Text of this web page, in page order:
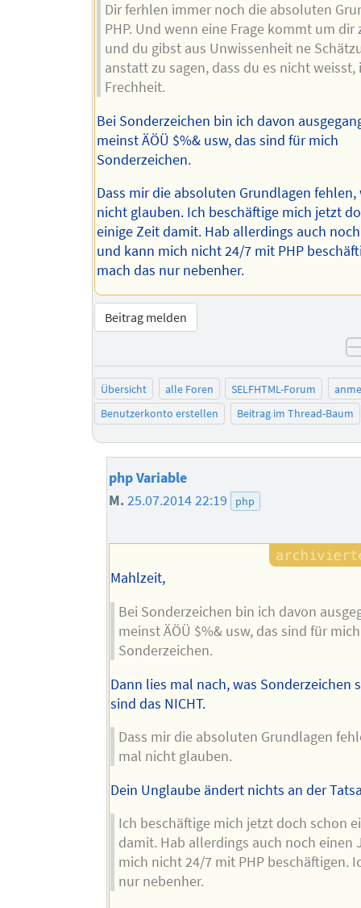
Dir ferhlen immer noch die absoluten
PHP. Und wenn eine Frage kommt um dir
und du gibst aus Unwissenheit ne
anstatt zu sagen, dass du es nicht weisst,
Frechheit.
Bei Sonderzeichen bin ich davon
meinst ÄÖÜ $%& usw, das sind für mich
Sonderzeichen.
Dass mir die absoluten Grundlagen
nicht glauben. Ich beschäftige mich jetzt
einige Zeit damit. Hab allerdings auch
und kann mich nicht 24/7 mit PHP
mach das nur nebenher.
Beitrag melden
Übersicht alle Foren SELFHTML-Forum
Benutzerkonto erstellen
Beitrag im Thread-Baum
php Variable
M.25.07.2014 22:19 php
Mahlzeit,
Bei Sonderzeichen bin ich davon
meinst ÄÖÜ $%& usw, das sind für mich
Sonderzeichen.
Dann lies mal nach, was Sonderzeichen
sind das NICHT.
Dass mir die absoluten Grundlagen
mal nicht glauben.
Dein Unglaube ändert nichts an der
Ich beschäftige mich jetzt doch schon
damit. Hab allerdings auch noch einen
mich nicht 24/7 mit PHP beschäftigen.
nur nebenher.